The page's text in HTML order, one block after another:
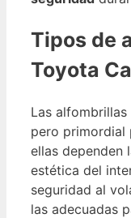
Tipos de
Toyota
Las
pero primordial
ellas dependen
estética del
seguridad al
las adecuadas